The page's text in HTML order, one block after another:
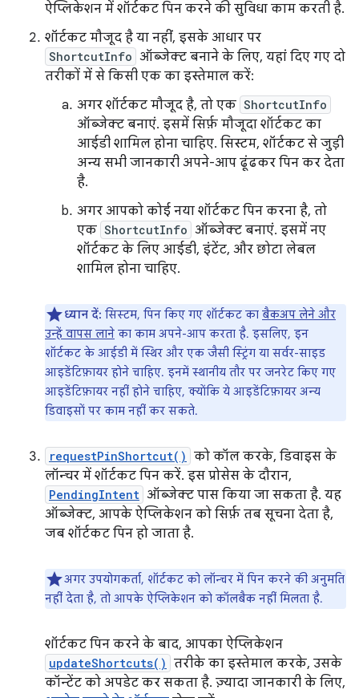
ऐप्लिकेशन में शॉर्टकट पिन करने की सुविधा काम करती है.
शॉर्टकट मौजूद है या नहीं, इसके आधार पर
ShortcutInfo ऑब्जेक्ट बनाने के लिए, यहां दिए गए दो
तरीकों में से किसी एक का इस्तेमाल करें:
अगर शॉर्टकट मौजूद है, तो एक ShortcutInfo
ऑब्जेक्ट बनाएं. इसमें सिर्फ़ मौजूदा शॉर्टकट का
आईडी शामिल होना चाहिए. सिस्टम, शॉर्टकट से जुड़ी
अन्य सभी जानकारी अपने-आप ढूंढकर पिन कर देता
है.
अगर आपको कोई नया शॉर्टकट पिन करना है, तो
एक ShortcutInfo ऑब्जेक्ट बनाएं. इसमें नए
शॉर्टकट के लिए आईडी, इंटेंट, और छोटा लेबल
शामिल होना चाहिए.
ध्यान दें: सिस्टम, पिन किए गए शॉर्टकट का बैकअप लेने और
उन्हें वापस लाने का काम अपने-आप करता है. इसलिए, इन
शॉर्टकट के आईडी में स्थिर और एक जैसी स्ट्रिंग या सर्वर-साइड
आइडेंटिफ़ायर होने चाहिए. इनमें स्थानीय तौर पर जनरेट किए गए
आइडेंटिफ़ायर नहीं होने चाहिए, क्योंकि ये आइडेंटिफ़ायर अन्य
डिवाइसों पर काम नहीं कर सकते.
requestPinShortcut() को कॉल करके, डिवाइस के
लॉन्चर में शॉर्टकट पिन करें. इस प्रोसेस के दौरान,
PendingIntent ऑब्जेक्ट पास किया जा सकता है. यह
ऑब्जेक्ट, आपके ऐप्लिकेशन को सिर्फ़ तब सूचना देता है,
जब शॉर्टकट पिन हो जाता है.
अगर उपयोगकर्ता, शॉर्टकट को लॉन्चर में पिन करने की अनुमति
नहीं देता है, तो आपके ऐप्लिकेशन को कॉलबैक नहीं मिलता है.
शॉर्टकट पिन करने के बाद, आपका ऐप्लिकेशन
updateShortcuts() तरीके का इस्तेमाल करके, उसके
कॉन्टेंट को अपडेट कर सकता है. ज़्यादा जानकारी के लिए,